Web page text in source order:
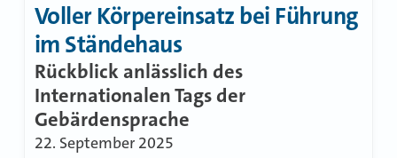
Voller Körpereinsatz bei Führung
im Ständehaus
Rückblick anlässlich des
Internationalen Tags der
Gebärdensprache
22. September 2025